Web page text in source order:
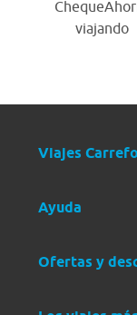
viajando
Viajes
Ayuda
Ofertas y